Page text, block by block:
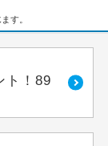
す。
ト！89